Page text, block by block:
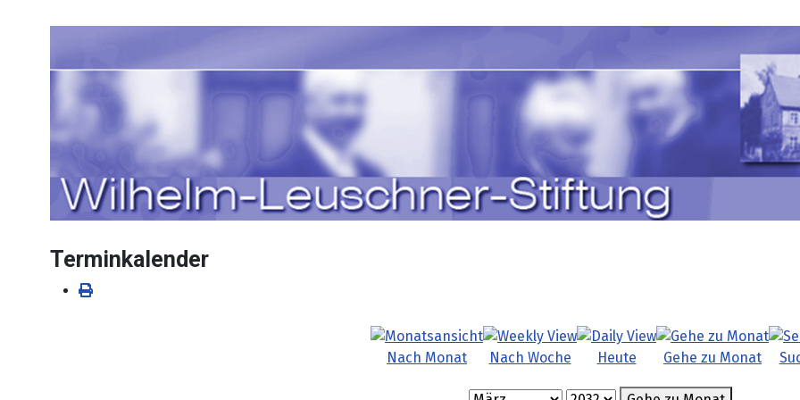
Terminkalender
Nach Monat Nach Woche Heute Gehe zu Monat